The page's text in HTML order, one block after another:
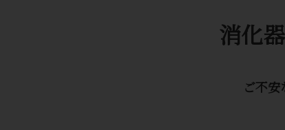
消化
ご不安